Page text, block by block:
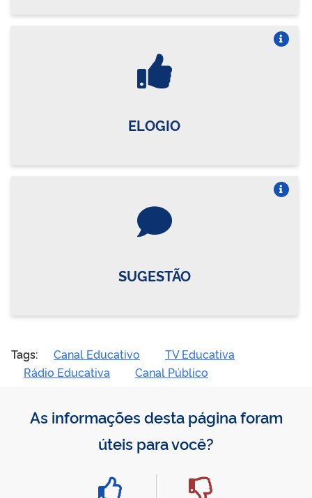
ELOGIO
SUGESTÃO
Tags: Canal Educativo
TV Educativa
Rádio Educativa
Canal Público
As informações desta página foram
úteis para você?